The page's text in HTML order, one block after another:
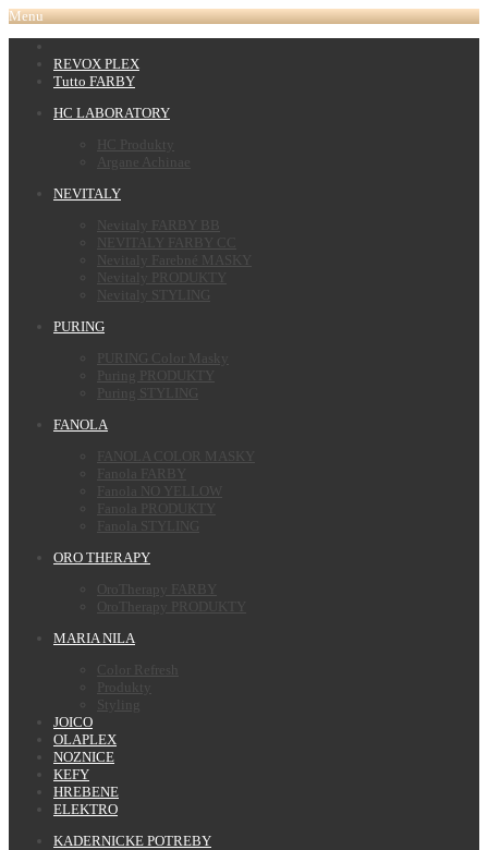
Menu
REVOX PLEX
Tutto FARBY
HC LABORATORY
HC Produkty
Argane Achinae
NEVITALY
Nevitaly FARBY BB
NEVITALY FARBY CC
Nevitaly Farebné MASKY
Nevitaly PRODUKTY
Nevitaly STYLING
PURING
PURING Color Masky
Puring PRODUKTY
Puring STYLING
FANOLA
FANOLA COLOR MASKY
Fanola FARBY
Fanola NO YELLOW
Fanola PRODUKTY
Fanola STYLING
ORO THERAPY
OroTherapy FARBY
OroTherapy PRODUKTY
MARIA NILA
Color Refresh
Produkty
Styling
JOICO
OLAPLEX
NOZNICE
KEFY
HREBENE
ELEKTRO
KADERNICKE POTREBY